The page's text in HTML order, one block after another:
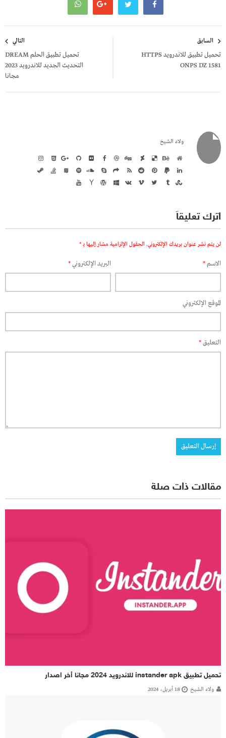
المقالات
السابق
تحميل تطبيق للاندرويد HTTPS
ONPS DZ 1581
التالي
تحميل تطبيق الحلم DREAM
التحديث الجديد للاندرويد 2023
مجانا
ولاء الشيخ
اترك تعليقاً
لن يتم نشر عنوان بريدك الإلكتروني. الحقول الإلزامية مشار إليها بـ *
الاسم* البريد الإلكتروني*
الموقع الإلكتروني
التعليق*
مقالات ذات صلة
تحميل تطبيق instander apk للاندرويد 2024 مجانا أخر اصدار
ولاء الشيخ 18 أبريل، 2024